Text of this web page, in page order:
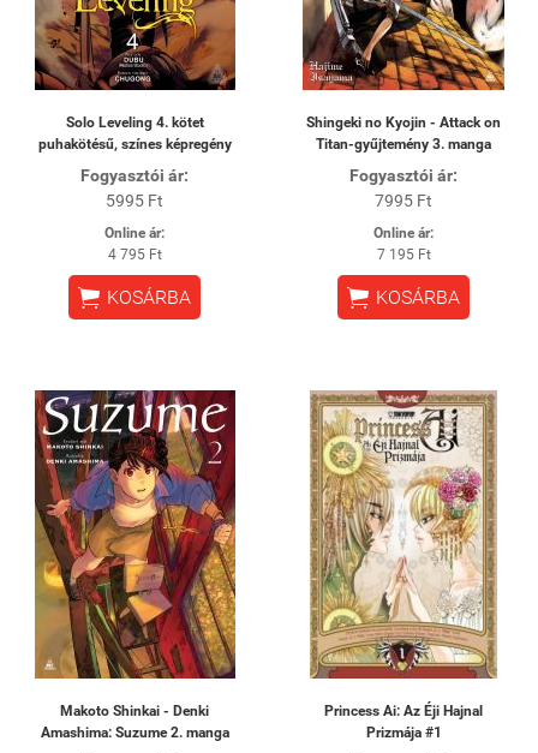
Solo Leveling 4. kötet
puhakötésű, színes képregény
Fogyasztói ár:
5995 Ft
Online ár:
4 795 Ft
 KOSÁRBA
Shingeki no Kyojin - Attack on
Titan-gyűjtemény 3. manga
Fogyasztói ár:
7995 Ft
Online ár:
7 195 Ft
 KOSÁRBA
Makoto Shinkai - Denki
Amashima: Suzume 2. manga
Princess Ai: Az Éji Hajnal
Prizmája #1